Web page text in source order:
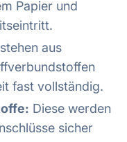
Papier und
aus
fast vollständig.
Diese werden
sicher